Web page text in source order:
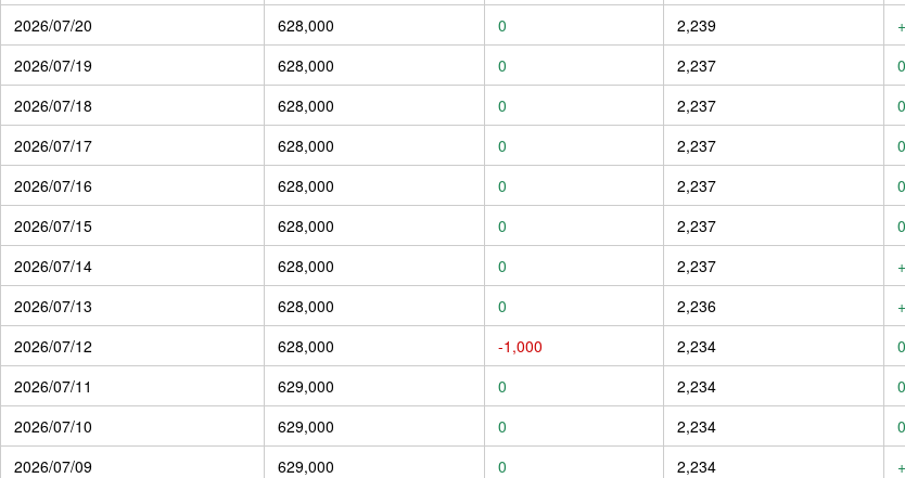
2026/07/20
628,000 0 2,239
2026/07/19
628,000 0 2,237 0
2026/07/18
628,000 0 2,237 0
2026/07/17
628,000 0 2,237 0
2026/07/16
628,000 0 2,237 0
2026/07/15
628,000 0 2,237 0
2026/07/14
628,000 0 2,237
2026/07/13
628,000 0 2,236
2026/07/12
628,000 -1,000 2,234 0
2026/07/11
629,000 0 2,234 0
2026/07/10
629,000 0 2,234 0
2026/07/09
629,000 0 2,234